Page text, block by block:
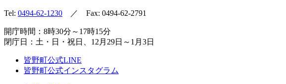
Tel: 0494-62-1230 ／ Fax: 0494-62-2791
開庁時間：8時30分～17時15分
閉庁日：土・日・祝日、12月29日～1月3日
皆野町公式LINE
皆野町公式インスタグラム